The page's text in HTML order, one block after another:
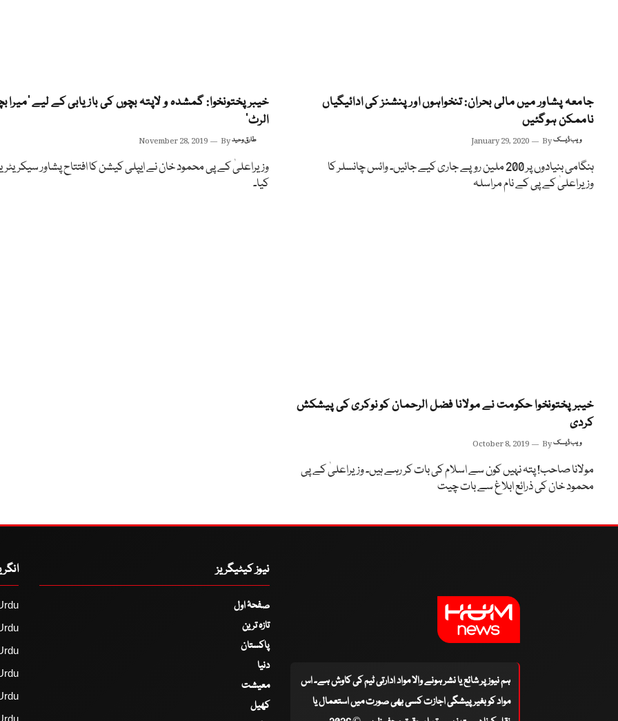
جامعہ پشاور میں مالی بحران: تنخواہوں اور پنشنز کی ادائیگیاں
ناممکن ہوگئیں
January 29, 2020 Byویب ڈیسک
ہنگامی بنیادوں پر 200 ملین روپے جاری کیے جائیں۔ وائس چانسلر کا
وزیراعلیٰ کے پی کے نام مراسلہ
خیبرپختونخوا: گمشدہ و لاپتہ بچوں کی بازیابی کے لیے ’میرا
الرٹ‘
November 28, 2019 Byطارق وحید
وزیراعلیٰ کے پی محمود خان نے ایپلی کیشن کا افتتاح پشاور
کیا۔
خیبر پختونخوا حکومت نے مولانا فضل الرحمان کو نوکری کی پیشکش
کردی
October 8, 2019 Byویب ڈیسک
مولانا صاحب! پتہ نہیں کون سے اسلام کی بات کر رہے ہیں۔ وزیراعلیٰ کے پی
محمود خان کی ذرائع ابلاغ سے بات چیت
ہم نیوز پر شائع یا نشر ہونے والا مواد ادارتی ٹیم کی کاوش ہے۔ اس
مواد کو بغیر پیشگی اجازت کسی بھی صورت میں استعمال یا
نیوز کیٹیگریز
صفحۂ اول
تازہ ترین
پاکستان
دنیا
معیشت
کھیل